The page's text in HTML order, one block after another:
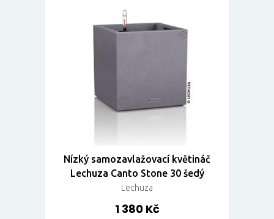
Nízký samozavlažovací květináč
Lechuza Canto Stone 30 šedý
Lechuza
1 380 Kč